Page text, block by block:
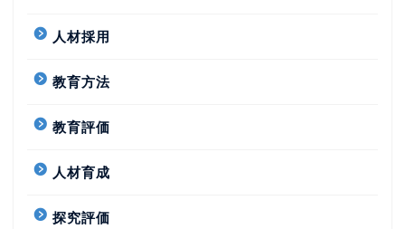
人材採用
教育方法
教育評価
人材育成
探究評価